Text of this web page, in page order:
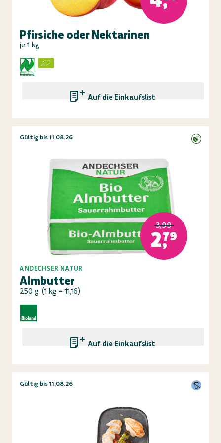
Pfirsiche oder Nektarinen
je 1 kg
Auf die Einkaufsliste
Gültig bis 11.08.26
3,99
2,79
ANDECHSER NATUR
Almbutter
250 g (1 kg = 11,16)
Auf die Einkaufsliste
Gültig bis 11.08.26